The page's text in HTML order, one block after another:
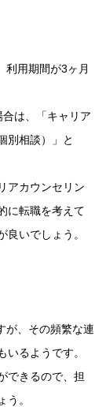
利用期間が3ヶ月
は、「キャリア
別相談）」と
アカウンセリン
に転職を考えて
いでしょう。
が、その頻繁な連
るようです。
できるので、担
。